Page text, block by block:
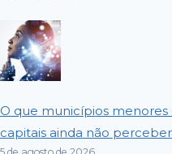
O que municípios
capitais ainda não